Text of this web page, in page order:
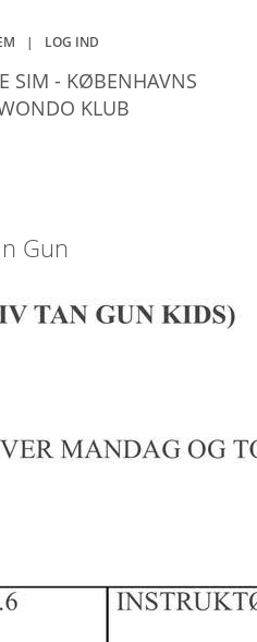
| LOG IND
SIM - KØBENHAVNS
KLUB
Gun